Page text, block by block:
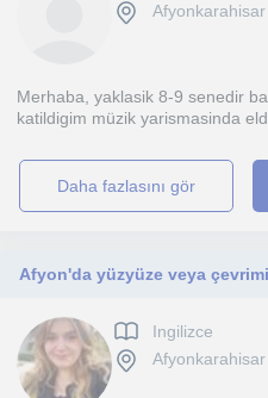
Merhaba, yaklasik 8-9 senedir
katildigim müzik yarismasinda
daha fazlasını gör
Ingilizce